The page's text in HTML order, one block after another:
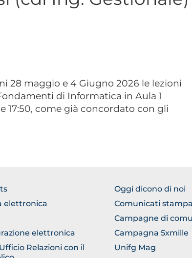
28 maggio e 4 Giugno 2026 le lezioni
di Informatica in Aula 1
17:50, come già concordato con gli
elettronica
elettronica
Relazioni con il
FOOTER
COMUNICAZIONE
Oggi dicono di noi
Comunicati stampa
Campagne di
Campagna 5xmille
Unifg Mag